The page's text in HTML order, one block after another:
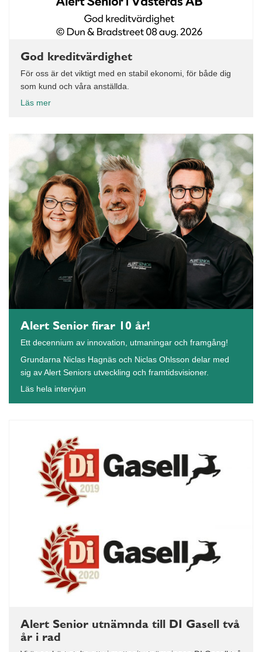
God kreditvärdighet
För oss är det viktigt med en stabil ekonomi, för både dig
som kund och våra anställda.
Läs mer
Alert Senior firar 10 år!
Ett decennium av innovation, utmaningar och framgång!
Grundarna Niclas Hagnäs och Niclas Ohlsson delar med
sig av Alert Seniors utveckling och framtidsvisioner.
Läs hela intervjun
Alert Senior utnämnda till DI Gasell två
år i rad